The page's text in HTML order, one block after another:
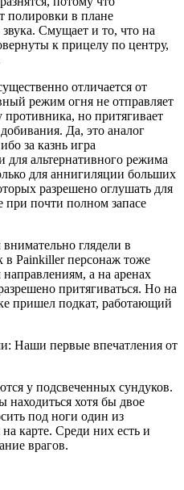
полировки в плане
Смущает и то, что на
к прицелу по центру,
отличается от
режим огня не отправляет
противника, но притягивает
Да, это аналог
за казнь игра
для альтернативного режима
для аннигиляции больших
разрешено оглушать для
почти полном запасе
глядели в
в Painkiller персонаж тоже
а на аренах
притягиваться. Но на
пришел подкат, работающий
у подсвеченных сундуков.
хотя бы двое
под ноги один из
карте. Среди них есть и
врагов.